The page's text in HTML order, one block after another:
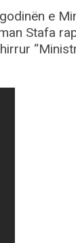
e
Stafa